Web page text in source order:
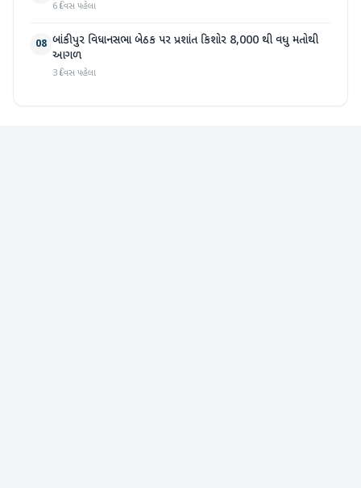
6 દિવસ પહેલા
08 બાંકીપુર વિધાનસભા બેઠક પર પ્રશાંત કિશોર 8,000 થી વધુ મતોથી
આગળ
3 દિવસ પહેલા